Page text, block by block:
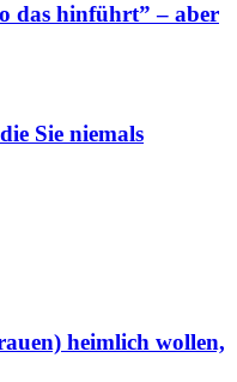
das hinführt” – aber
Sie niemals
heimlich wollen,